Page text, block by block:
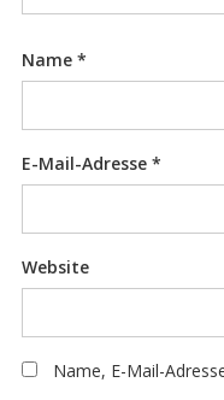
Name *
E-Mail-Adresse *
Website
Name, E-Mail-